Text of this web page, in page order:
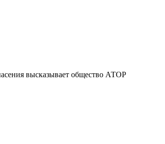
высказывает общество АТОР